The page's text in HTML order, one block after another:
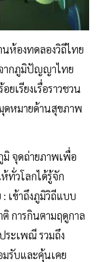
ห้องทดลองวิถีไทย
ากภูมิปัญญาไทย
เรียงเรื่อราวชวน
ดหมายด้านสุขภาพ
จุดถ่ายภาพเพื่อ
ทั่วโลกได้รู้จัก
เข้าถึงภูมิวิถีแบบ
การกินตามฤดูกาล
ระเพณี รวมถึง
รับและคุ้นเคย